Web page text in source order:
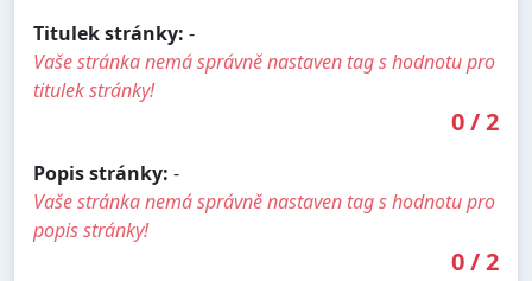
Titulek stránky: -
Vaše stránka nemá správně nastaven tag s hodnotu pro
titulek stránky!
0/2
Popis stránky: -
Vaše stránka nemá správně nastaven tag s hodnotu pro
popis stránky!
0/2